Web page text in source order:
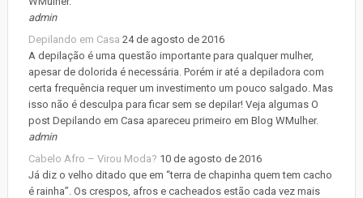
admin
Depilando em Casa 24 de agosto de 2016
A depilação é uma questão importante para qualquer mulher,
apesar de dolorida é necessária. Porém ir até a depiladora com
certa frequência requer um investimento um pouco salgado. Mas
isso não é desculpa para ficar sem se depilar! Veja algumas O
post Depilando em Casa apareceu primeiro em Blog WMulher.
admin
Cabelo Afro – Virou Moda? 10 de agosto de 2016
Já diz o velho ditado que em “terra de chapinha quem tem cacho
é rainha”. Os crespos, afros e cacheados estão cada vez mais